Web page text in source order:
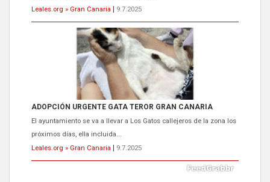
Leales.org » Gran Canaria | 9.7.2025
ADOPCIÓN URGENTE GATA TEROR GRAN CANARIA
El ayuntamiento se va a llevar a Los Gatos callejeros de la zona los
próximos días, ella incluida...
Leales.org » Gran Canaria | 9.7.2025